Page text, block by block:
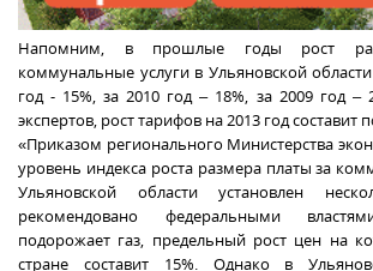
Напомним, в прошлые годы рост
коммунальные услуги в Ульяновской
год - 15%, за 2010 год – 18%, за 2009 год –
экспертов, рост тарифов на 2013 год составит
«Приказом регионального Министерства
уровень индекса роста размера платы за
Ульяновской области установлен
рекомендовано федеральными
подорожает газ, предельный рост цен на
стране составит 15%. Однако в